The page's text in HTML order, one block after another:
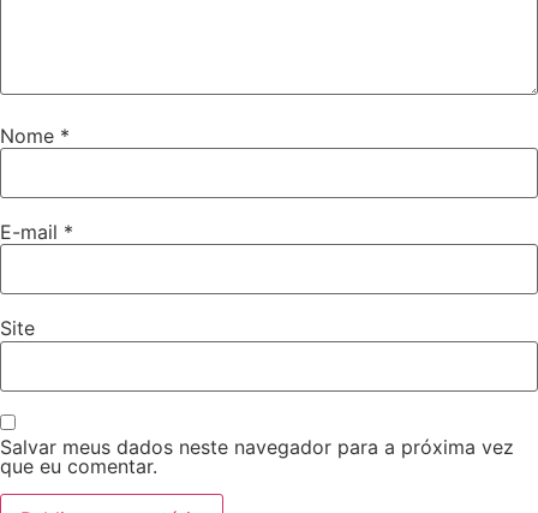
Nome *
E-mail *
Site
Salvar meus dados neste navegador para a próxima vez
que eu comentar.